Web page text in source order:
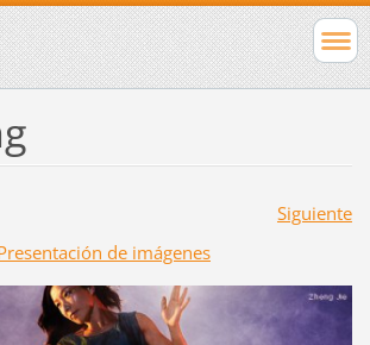
Siguiente
de imágenes